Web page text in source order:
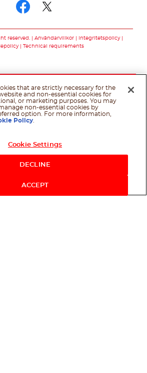
reserved. Användarvillkor
Integritetspolicy
Technical requirements
that are strictly necessary for the
and non-essential cookies for
or marketing purposes. You may
non-essential cookies by
option. For more information,
Policy
Cookie Settings
DECLINE
ACCEPT